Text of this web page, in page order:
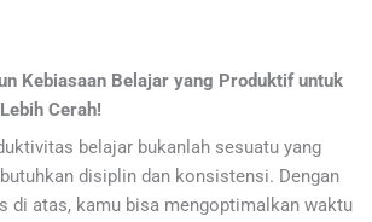
Kebiasaan Belajar yang Produktif untuk
Cerah!
belajar bukanlah sesuatu yang
disiplin dan konsistensi. Dengan
di atas, kamu bisa mengoptimalkan waktu